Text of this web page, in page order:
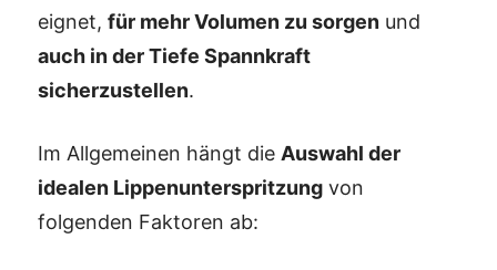
eignet, für mehr Volumen zu sorgen und
auch in der Tiefe Spannkraft
sicherzustellen.
Im Allgemeinen hängt die Auswahl der
idealen Lippenunterspritzung von
folgenden Faktoren ab: